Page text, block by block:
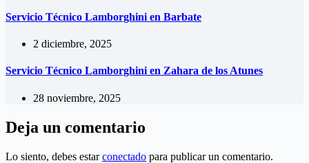
Servicio Técnico Lamborghini en Barbate
2 diciembre, 2025
Servicio Técnico Lamborghini en Zahara de los Atunes
28 noviembre, 2025
Deja un comentario
Lo siento, debes estarconectado para publicar un comentario.